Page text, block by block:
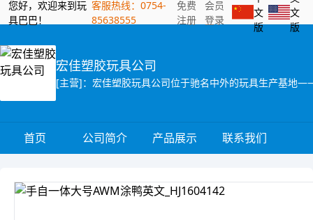
您好，欢迎来到玩
具巴巴！
客服热线：0754-
85638555
免费
注册
会员
登录
文
版
文
版
宏佳塑胶玩具公司
首页 公司简介 产品展示 联系我们